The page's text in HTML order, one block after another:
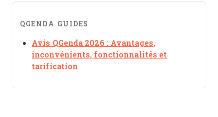
QGENDA GUIDES
Avis QGenda 2026 : Avantages,
inconvénients, fonctionnalités et
tarification